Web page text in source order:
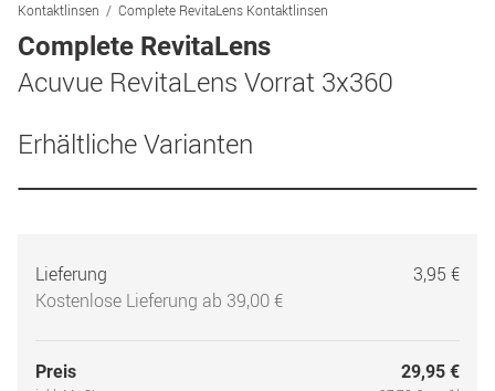
Kontaktlinsen Complete RevitaLens Kontaktlinsen
Complete RevitaLens
Acuvue RevitaLens Vorrat 3x360
Erhältliche Varianten
Lieferung
3,95 €
Kostenlose Lieferung ab 39,00 €
Preis 29,95 €